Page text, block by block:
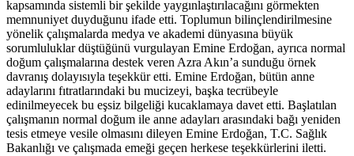
kapsamında sistemli bir şekilde yaygınlaştırılacağını görmekten
memnuniyet duyduğunu ifade etti. Toplumun bilinçlendirilmesine
yönelik çalışmalarda medya ve akademi dünyasına büyük
sorumluluklar düştüğünü vurgulayan Emine Erdoğan, ayrıca normal
doğum çalışmalarına destek veren Azra Akın’a sunduğu örnek
davranış dolayısıyla teşekkür etti. Emine Erdoğan, bütün anne
adaylarını fıtratlarındaki bu mucizeyi, başka tecrübeyle
edinilmeyecek bu eşsiz bilgeliği kucaklamaya davet etti. Başlatılan
çalışmanın normal doğum ile anne adayları arasındaki bağı yeniden
tesis etmeye vesile olmasını dileyen Emine Erdoğan, T.C. Sağlık
Bakanlığı ve çalışmada emeği geçen herkese teşekkürlerini iletti.